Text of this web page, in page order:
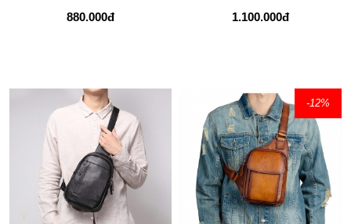
880.000đ 1.100.000đ
-12%